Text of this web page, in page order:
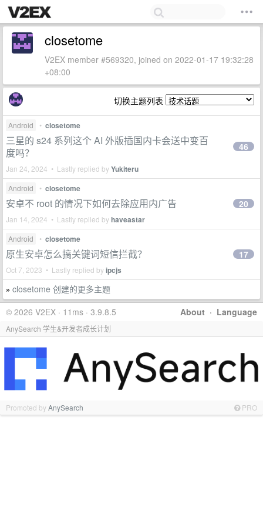
closetome
V2EX member #569320, joined on 2022-01-17 19:32:28
+08:00
切换主题列表
Android • closetome
三星的 s24 系列这个 AI 外版插国内卡会送中变百
度吗？
Jan 24, 2024 • Lastly replied byYukiteru
46
Android • closetome
安卓不 root 的情况下如何去除应用内广告
Jan 14, 2024 • Lastly replied byhaveastar
20
Android • closetome
原生安卓怎么搞关键词短信拦截？
Oct 7, 2023 • Lastly replied byipcjs
17
» closetome 创建的更多主题
About · Language
© 2026 V2EX · 11ms · 3.9.8.5
AnySearch 学生&开发者成长计划
Promoted byAnySearch PRO